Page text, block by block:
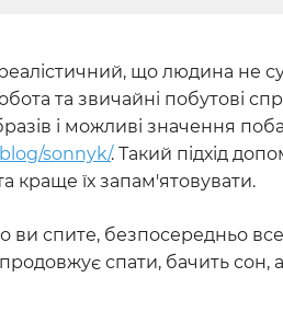
реалістичний, що людина не
та звичайні побутові
і можливі значення
sonnyk/. Такий підхід
краще їх запам'ятовувати.
ви спите, безпосередньо
спати, бачить сон,